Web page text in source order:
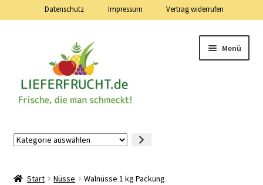
Datenschutz Impressum Vertrag widerrufen
Menü
Kategorie
Start Nüsse Walnüsse 1 kg Packung